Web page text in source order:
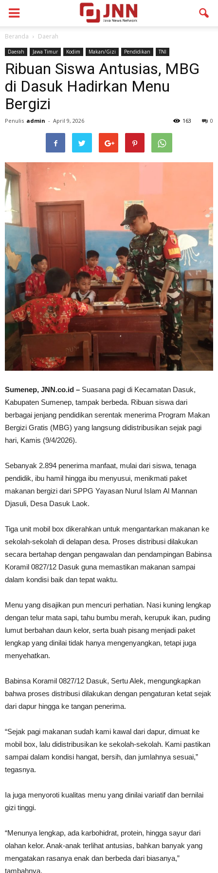
Beranda Daerah
Daerah Jawa Timur Kodim Makan/Gizi Pendidikan TNI
Ribuan Siswa Antusias, MBG
di Dasuk Hadirkan Menu
Bergizi
Penulis admin - April 9, 2026 0
163
Sumenep, JNN.co.id – Suasana pagi di Kecamatan Dasuk,
Kabupaten Sumenep, tampak berbeda. Ribuan siswa dari
berbagai jenjang pendidikan serentak menerima Program Makan
Bergizi Gratis (MBG) yang langsung didistribusikan sejak pagi
hari, Kamis (9/4/2026).
Sebanyak 2.894 penerima manfaat, mulai dari siswa, tenaga
pendidik, ibu hamil hingga ibu menyusui, menikmati paket
makanan bergizi dari SPPG Yayasan Nurul Islam Al Mannan
Djasuli, Desa Dasuk Laok.
Tiga unit mobil box dikerahkan untuk mengantarkan makanan ke
sekolah-sekolah di delapan desa. Proses distribusi dilakukan
secara bertahap dengan pengawalan dan pendampingan Babinsa
Koramil 0827/12 Dasuk guna memastikan makanan sampai
dalam kondisi baik dan tepat waktu.
Menu yang disajikan pun mencuri perhatian. Nasi kuning lengkap
dengan telur mata sapi, tahu bumbu merah, kerupuk ikan, puding
lumut berbahan daun kelor, serta buah pisang menjadi paket
lengkap yang dinilai tidak hanya mengenyangkan, tetapi juga
menyehatkan.
Babinsa Koramil 0827/12 Dasuk, Sertu Alek, mengungkapkan
bahwa proses distribusi dilakukan dengan pengaturan ketat sejak
dari dapur hingga ke tangan penerima.
“Sejak pagi makanan sudah kami kawal dari dapur, dimuat ke
mobil box, lalu didistribusikan ke sekolah-sekolah. Kami pastikan
sampai dalam kondisi hangat, bersih, dan jumlahnya sesuai,”
tegasnya.
Ia juga menyoroti kualitas menu yang dinilai variatif dan bernilai
gizi tinggi.
“Menunya lengkap, ada karbohidrat, protein, hingga sayur dari
olahan kelor. Anak-anak terlihat antusias, bahkan banyak yang
mengatakan rasanya enak dan berbeda dari biasanya,”
tambahnya.